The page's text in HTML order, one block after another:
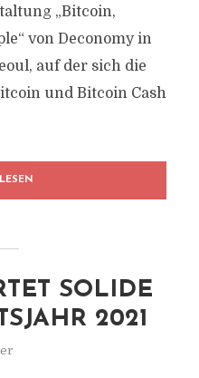
„Bitcoin,
von Deconomy in
auf der sich die
und Bitcoin Cash
SOLIDE
2021